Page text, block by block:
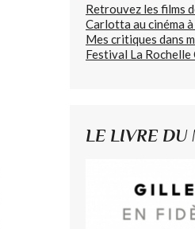
Retrouvez les films
Carlotta au cinéma
Mes critiques dans
Festival La Rochelle
LE LIVRE DU